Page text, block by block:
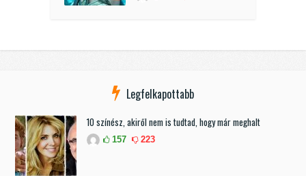
Legfelkapottabb
10 színész, akiről nem is tudtad, hogy már meghalt
157 223